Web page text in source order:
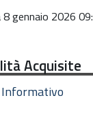
8 gennaio 2026
Acquisite
Informativo